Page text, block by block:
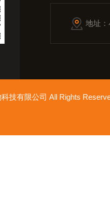
地址
技有限公司 All Rights